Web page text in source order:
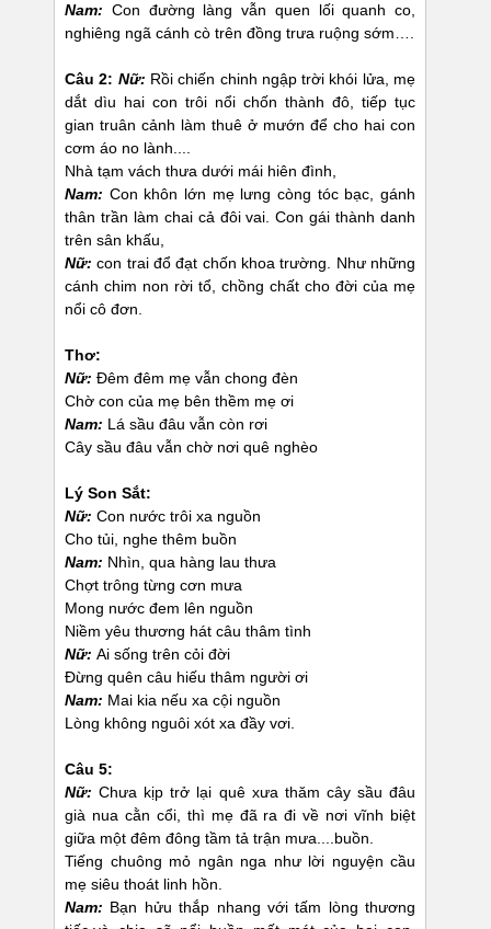
Nam: Con đường làng vẫn quen lối quanh co,
nghiêng ngã cánh cò trên đồng trưa ruộng sớm….
Câu 2: Nữ: Rồi chiến chinh ngập trời khói lửa, mẹ
dắt dìu hai con trôi nổi chốn thành đô, tiếp tục
gian truân cảnh làm thuê ở mướn để cho hai con
cơm áo no lành....
Nhà tạm vách thưa dưới mái hiên đình,
Nam: Con khôn lớn mẹ lưng còng tóc bạc, gánh
thân trần làm chai cả đôi vai. Con gái thành danh
trên sân khấu,
Nữ: con trai đổ đạt chốn khoa trường. Như những
cánh chim non rời tổ, chồng chất cho đời của mẹ
nổi cô đơn.
Thơ:
Nữ: Đêm đêm mẹ vẫn chong đèn
Chờ con của mẹ bên thềm mẹ ơi
Nam: Lá sầu đâu vẫn còn rơi
Cây sầu đâu vẫn chờ nơi quê nghèo
Lý Son Sắt:
Nữ: Con nước trôi xa nguồn
Cho tủi, nghe thêm buồn
Nam: Nhìn, qua hàng lau thưa
Chợt trông từng cơn mưa
Mong nước đem lên nguồn
Niềm yêu thương hát câu thâm tình
Nữ: Ai sống trên cỏi đời
Đừng quên câu hiếu thâm người ơi
Nam: Mai kia nếu xa cội nguồn
Lòng không nguôi xót xa đầy vơi.
Câu 5:
Nữ: Chưa kịp trở lại quê xưa thăm cây sầu đâu
già nua cằn cổi, thì mẹ đã ra đi về nơi vĩnh biệt
giữa một đêm đông tầm tả trận mưa....buồn.
Tiếng chuông mỏ ngân nga như lời nguyện cầu
mẹ siêu thoát linh hồn.
Nam: Bạn hửu thắp nhang với tấm lòng thương